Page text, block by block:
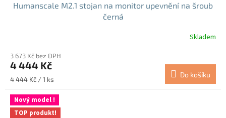
Humanscale M2.1 stojan na monitor upevnění na šroub
černá
produktu
je
5,0
5
hvězdiček.
Skladem
3 673 Kč bez DPH
4 444 Kč
Měrná
cena:
4 444 Kč / 1 ks
Do košíku
Nový model !
TOP produkt!